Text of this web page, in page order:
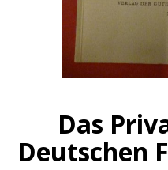
Das
Deutschen